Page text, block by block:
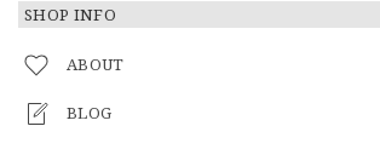
SHOP INFO
ABOUT
BLOG